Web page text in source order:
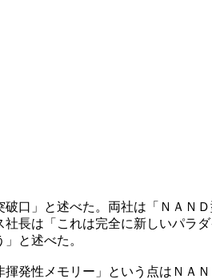
口」と述べた。両社は「ＮＡＮ
長は「これは完全に新しいパラ
と述べた。
発性メモリー」という点はＮＡ